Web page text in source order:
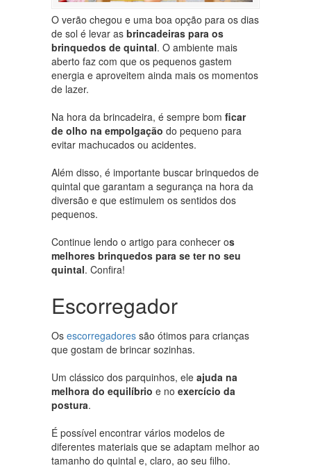
O verão chegou e uma boa opção para os dias
de sol é levar as brincadeiras para os
brinquedos de quintal. O ambiente mais
aberto faz com que os pequenos gastem
energia e aproveitem ainda mais os momentos
de lazer.
Na hora da brincadeira, é sempre bom ficar
de olho na empolgação do pequeno para
evitar machucados ou acidentes.
Além disso, é importante buscar brinquedos de
quintal que garantam a segurança na hora da
diversão e que estimulem os sentidos dos
pequenos.
Continue lendo o artigo para conhecer os
melhores brinquedos para se ter no seu
quintal. Confira!
Escorregador
Os escorregadores são ótimos para crianças
que gostam de brincar sozinhas.
Um clássico dos parquinhos, ele ajuda na
melhora do equilíbrio e no exercício da
postura.
É possível encontrar vários modelos de
diferentes materiais que se adaptam melhor ao
tamanho do quintal e, claro, ao seu filho.